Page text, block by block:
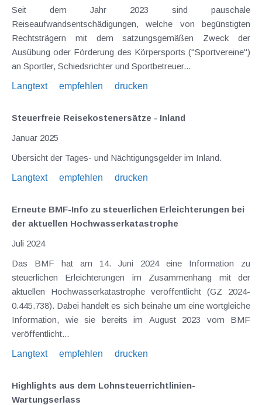
Seit dem Jahr 2023 sind pauschale
Reiseaufwandsentschädigungen, welche von begünstigten
Rechtsträgern mit dem satzungsgemäßen Zweck der
Ausübung oder Förderung des Körpersports ("Sportvereine")
an Sportler, Schiedsrichter und Sportbetreuer...
Langtext
empfehlen drucken
Steuerfreie Reisekostenersätze - Inland
Januar 2025
Übersicht der Tages- und Nächtigungsgelder im Inland.
Langtext
empfehlen drucken
Erneute BMF-Info zu steuerlichen Erleichterungen bei
der aktuellen Hochwasserkatastrophe
Juli 2024
Das BMF hat am 14. Juni 2024 eine Information zu
steuerlichen Erleichterungen im Zusammenhang mit der
aktuellen Hochwasserkatastrophe veröffentlicht (GZ 2024-
0.445.738). Dabei handelt es sich beinahe um eine wortgleiche
Information, wie sie bereits im August 2023 vom BMF
veröffentlicht...
Langtext
empfehlen drucken
Highlights aus dem Lohnsteuerrichtlinien-
Wartungserlass